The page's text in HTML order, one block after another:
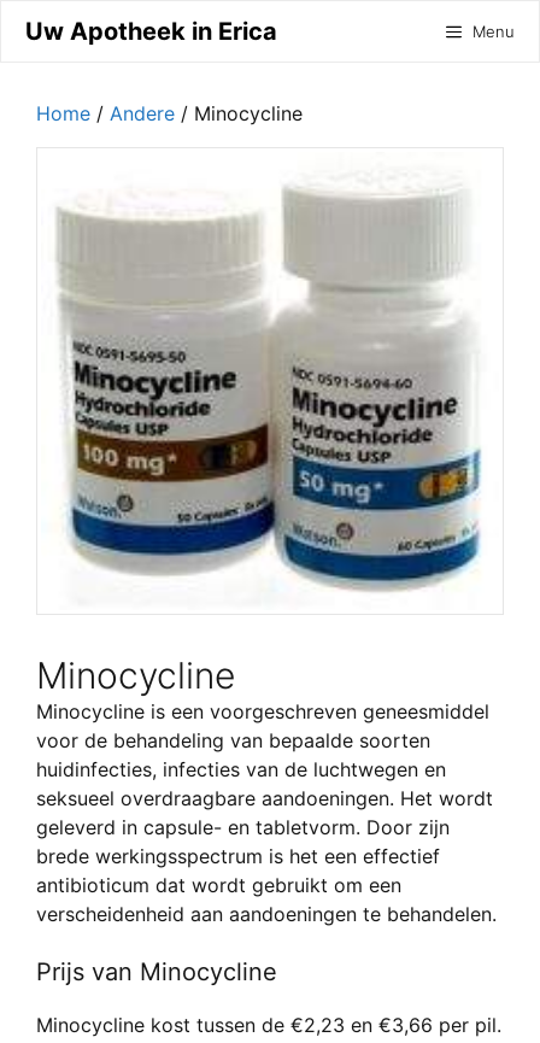
naar
inhoud
Uw Apotheek in Erica Menu
Home / Andere / Minocycline
Minocycline
Minocycline is een voorgeschreven geneesmiddel
voor de behandeling van bepaalde soorten
huidinfecties, infecties van de luchtwegen en
seksueel overdraagbare aandoeningen. Het wordt
geleverd in capsule- en tabletvorm. Door zijn
brede werkingsspectrum is het een effectief
antibioticum dat wordt gebruikt om een
verscheidenheid aan aandoeningen te behandelen.
Prijs van Minocycline
Minocycline kost tussen de €2,23 en €3,66 per pil.